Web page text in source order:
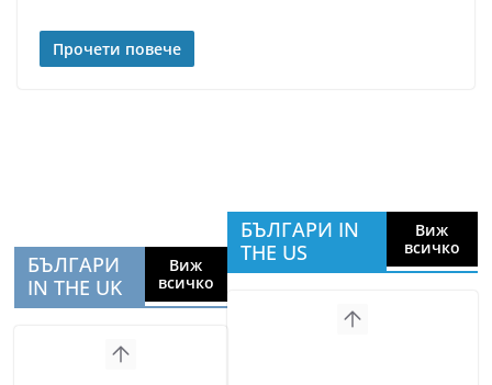
Прочети повече
БЪЛГАРИ
IN THE UK
Виж
всичко
БЪЛГАРИ IN
THE US
Виж
всичко